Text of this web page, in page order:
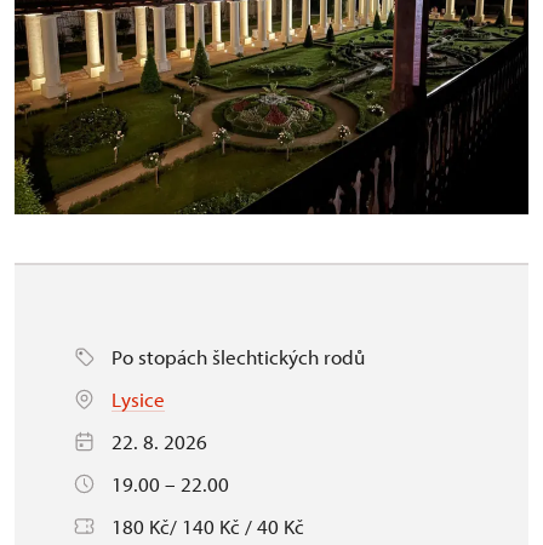
Po stopách šlechtických rodů
Lysice
22. 8. 2026
19.00 – 22.00
180 Kč/ 140 Kč / 40 Kč